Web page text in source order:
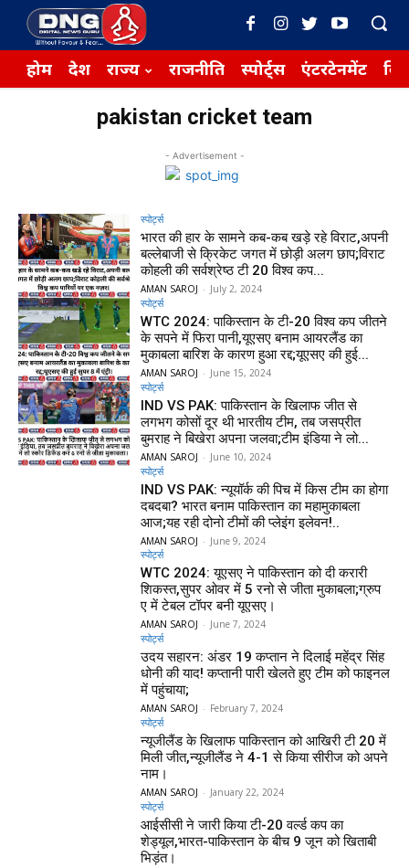
होम देश राज्य राजनीति स्पोर्ट्स एंटरटेनमेंट
pakistan cricket team
- Advertisement -
स्पोर्ट्स
भारत की हार के सामने कब-कब खड़े रहे विराट,अपनी
बल्लेबाजी से क्रिकेट जगत में छोड़ी अलग छाप;विराट
कोहली की सर्वश्रेष्ठ टी 20 विश्व कप...
AMAN SAROJ - July 2, 2024
स्पोर्ट्स
WTC 2024: पाकिस्तान के टी-20 विश्व कप जीतने
के सपने में फिरा पानी,यूएसए बनाम आयरलैंड का
मुकाबला बारिश के कारण हुआ रद्द;यूएसए की हुई...
AMAN SAROJ - June 15, 2024
स्पोर्ट्स
IND VS PAK: पाकिस्तान के खिलाफ जीत से
लगभग कोसों दूर थी भारतीय टीम, तब जसप्रीत
बुमराह ने बिखेरा अपना जलवा;टीम इंडिया ने लो...
AMAN SAROJ - June 10, 2024
स्पोर्ट्स
IND VS PAK: न्यूयॉर्क की पिच में किस टीम का होगा
दबदबा? भारत बनाम पाकिस्तान का महामुकाबला
आज;यह रही दोनो टीमों की प्लेइंग इलेवन!..
AMAN SAROJ - June 9, 2024
स्पोर्ट्स
WTC 2024: यूएसए ने पाकिस्तान को दी करारी
शिकस्त,सुपर ओवर में 5 रनो से जीता मुकाबला;ग्रुप
ए में टेबल टॉपर बनी यूएसए।
AMAN SAROJ - June 7, 2024
स्पोर्ट्स
उदय सहारन: अंडर 19 कप्तान ने दिलाई महेंद्र सिंह
धोनी की याद! कप्तानी पारी खेलते हुए टीम को फाइनल
में पहुंचाया;
AMAN SAROJ - February 7, 2024
स्पोर्ट्स
न्यूजीलैंड के खिलाफ पाकिस्तान को आखिरी टी 20 में
मिली जीत,न्यूजीलैंड ने 4-1 से किया सीरीज को अपने
नाम।
AMAN SAROJ - January 22, 2024
स्पोर्ट्स
आईसीसी ने जारी किया टी-20 वर्ल्ड कप का
शेड्यूल,भारत-पाकिस्तान के बीच 9 जून को खिताबी
भिड़ंत।